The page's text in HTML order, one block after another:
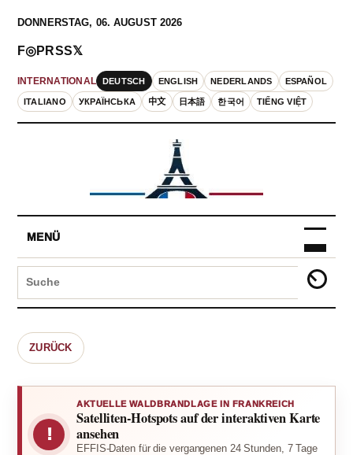
DONNERSTAG, 06. AUGUST 2026
INTERNATIONAL DEUTSCH ENGLISH NEDERLANDS ESPAÑOL
ITALIANO УКРАЇНСЬКА 中文 日本語 한국어 TIẾNG VIỆT
F◎PRSS𝕏
MENÜ
ZURÜCK
!
AKTUELLE WALDBRANDLAGE IN FRANKREICH
Satelliten-Hotspots auf der interaktiven Karte
ansehen
EFFIS-Daten für die vergangenen 24 Stunden, 7 Tage